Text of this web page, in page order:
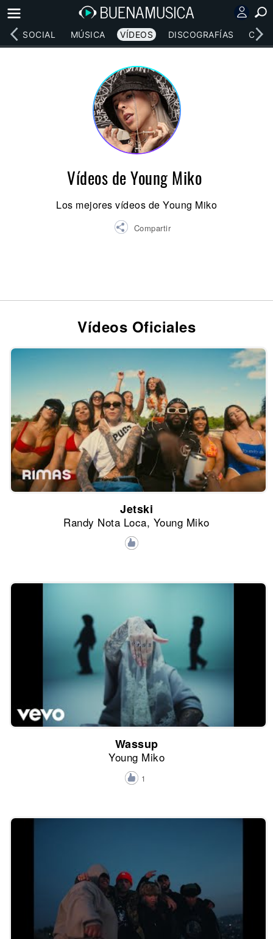
RED SOCIAL MÚSICA VÍDEOS DISCOGRAFÍAS
Vídeos de Young Miko
Los mejores vídeos de Young Miko
Compartir
Vídeos Oficiales
Jetski
Randy Nota Loca, Young Miko
Wassup
Young Miko
1